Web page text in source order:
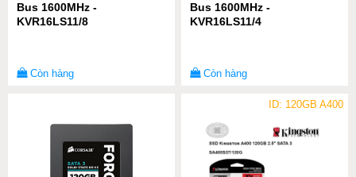
Bus 1600MHz -
KVR16LS11/8
Còn hàng
Bus 1600MHz -
KVR16LS11/4
Còn hàng
ID: 120GB A400